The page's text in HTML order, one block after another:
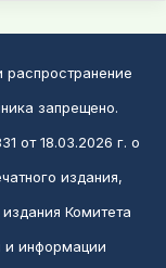
запрещено.
от 18.03.2026 г. о
издания,
Комитета
и информации